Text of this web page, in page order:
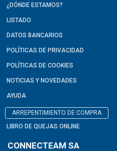
¿DÓNDE ESTAMOS?
LISTADO
DATOS BANCARIOS
POLÍTICAS DE PRIVACIDAD
POLÍTICAS DE COOKIES
NOTICIAS Y NOVEDADES
AYUDA
ARREPENTIMIENTO DE COMPRA
LIBRO DE QUEJAS ONLINE
CONNECTEAM SA